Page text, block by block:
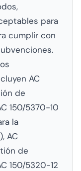
para
cumplir con
AC
de
150/5370-10
la
AC
de
150/5320-12